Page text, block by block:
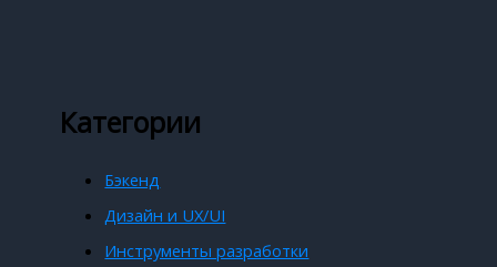
Категории
Бэкенд
Дизайн и UX/UI
Инструменты разработки